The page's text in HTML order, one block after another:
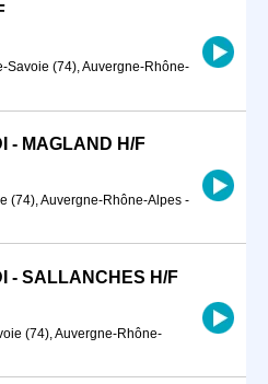
Savoie (74), Auvergne-Rhône-
- MAGLAND H/F
(74), Auvergne-Rhône-Alpes -
- SALLANCHES H/F
(74), Auvergne-Rhône-